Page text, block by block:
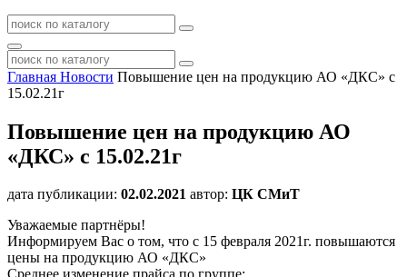
Главная Новости Повышение цен на продукцию АО «ДКС» с
15.02.21г
Повышение цен на продукцию АО
«ДКС» с 15.02.21г
дата публикации: 02.02.2021 автор: ЦК СМиТ
Уважаемые партнёры!
Информируем Вас о том, что с 15 февраля 2021г. повышаются
цены на продукцию АО «ДКС»